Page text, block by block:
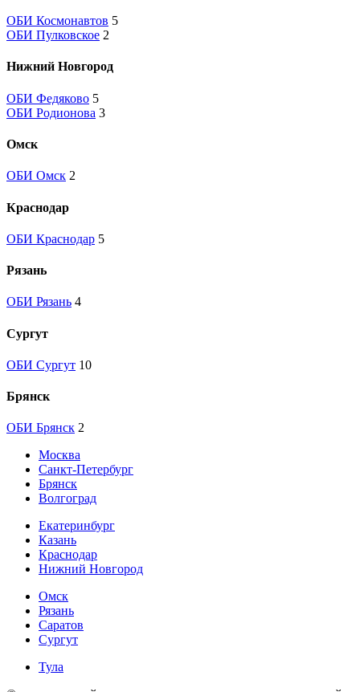
ОБИ Космонавтов 5
ОБИ Пулковское 2
Нижний Новгород
ОБИ Федяково 5
ОБИ Родионова 3
Омск
ОБИ Омск 2
Краснодар
ОБИ Краснодар 5
Рязань
ОБИ Рязань 4
Сургут
ОБИ Сургут 10
Брянск
ОБИ Брянск 2
Москва
Санкт-Петербург
Брянск
Волгоград
Екатеринбург
Казань
Краснодар
Нижний Новгород
Омск
Рязань
Саратов
Сургут
Тула